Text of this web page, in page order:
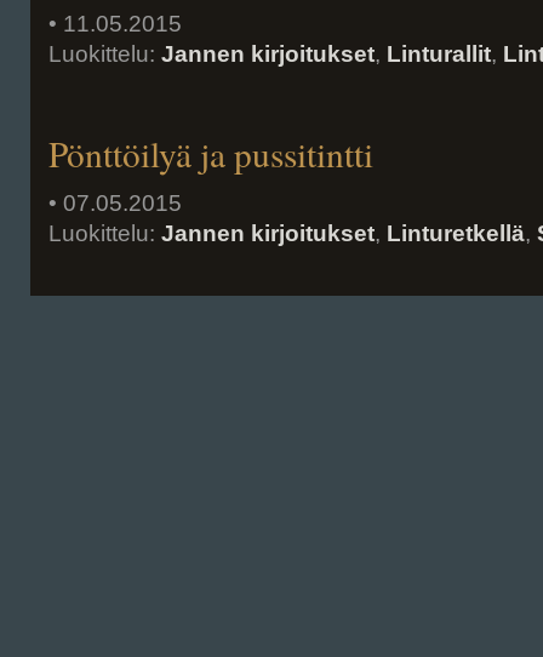
• 11.05.2015
Luokittelu: Jannen kirjoitukset, Linturallit,
Pönttöilyä ja pussitintti
• 07.05.2015
Luokittelu: Jannen kirjoitukset, Linturetkellä,